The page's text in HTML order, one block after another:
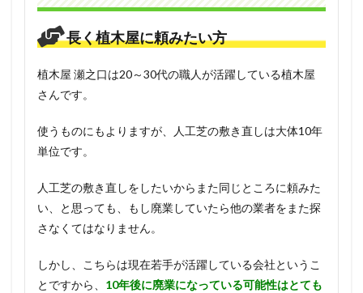
長く植木屋に頼みたい方
植木屋 瀬之口は20～30代の職人が活躍している植木屋
さんです。
使うものにもよりますが、人工芝の敷き直しは大体10年
単位です。
人工芝の敷き直しをしたいからまた同じところに頼みた
い、と思っても、もし廃業していたら他の業者をまた探
さなくてはなりません。
しかし、こちらは現在若手が活躍している会社というこ
とですから、 10年後に廃業になっている可能性はとても